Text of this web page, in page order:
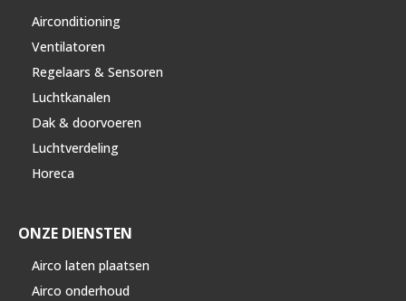
Airconditioning
Ventilatoren
Regelaars & Sensoren
Luchtkanalen
Dak & doorvoeren
Luchtverdeling
Horeca
ONZE DIENSTEN
Airco laten plaatsen
Airco onderhoud